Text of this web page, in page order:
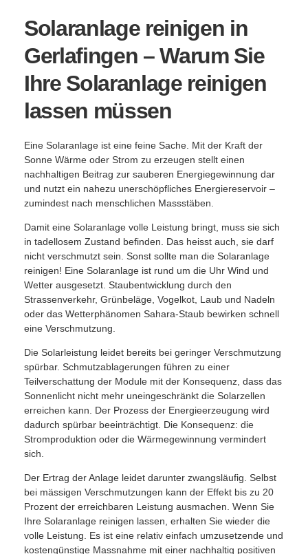
Solaranlage reinigen in
Gerlafingen – Warum Sie
Ihre Solaranlage reinigen
lassen müssen
Eine Solaranlage ist eine feine Sache. Mit der Kraft der
Sonne Wärme oder Strom zu erzeugen stellt einen
nachhaltigen Beitrag zur sauberen Energiegewinnung dar
und nutzt ein nahezu unerschöpfliches Energiereservoir –
zumindest nach menschlichen Massstäben.
Damit eine Solaranlage volle Leistung bringt, muss sie sich
in tadellosem Zustand befinden. Das heisst auch, sie darf
nicht verschmutzt sein. Sonst sollte man die Solaranlage
reinigen! Eine Solaranlage ist rund um die Uhr Wind und
Wetter ausgesetzt. Staubentwicklung durch den
Strassenverkehr, Grünbeläge, Vogelkot, Laub und Nadeln
oder das Wetterphänomen Sahara-Staub bewirken schnell
eine Verschmutzung.
Die Solarleistung leidet bereits bei geringer Verschmutzung
spürbar. Schmutzablagerungen führen zu einer
Teilverschattung der Module mit der Konsequenz, dass das
Sonnenlicht nicht mehr uneingeschränkt die Solarzellen
erreichen kann. Der Prozess der Energieerzeugung wird
dadurch spürbar beeinträchtigt. Die Konsequenz: die
Stromproduktion oder die Wärmegewinnung vermindert
sich.
Der Ertrag der Anlage leidet darunter zwangsläufig. Selbst
bei mässigen Verschmutzungen kann der Effekt bis zu 20
Prozent der erreichbaren Leistung ausmachen. Wenn Sie
Ihre Solaranlage reinigen lassen, erhalten Sie wieder die
volle Leistung. Es ist eine relativ einfach umzusetzende und
kostengünstige Massnahme mit einer nachhaltig positiven